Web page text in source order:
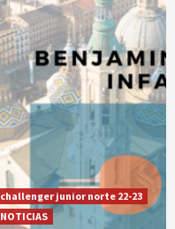
challenger junior norte 22-23
NOTICIAS